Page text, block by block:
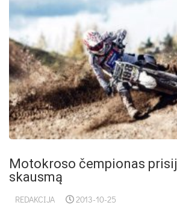
Motokroso čempionas
skausmą
REDAKCIJA 2013-10-25